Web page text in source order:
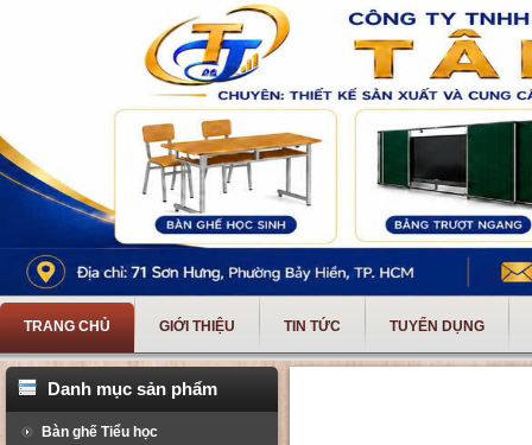
TRANG CHỦ GIỚI THIỆU TIN TỨC TUYỂN DỤNG
Danh mục sản phẩm
Bàn ghế Tiểu học